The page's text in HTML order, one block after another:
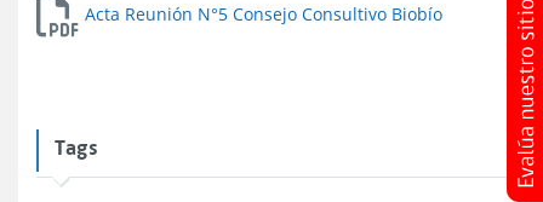
Acta Reunión N°5 Consejo Consultivo Biobío
Tags